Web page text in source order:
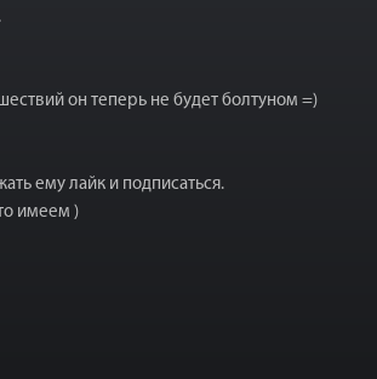
он теперь не будет болтуном =)
ему лайк и подписаться.
имеем )